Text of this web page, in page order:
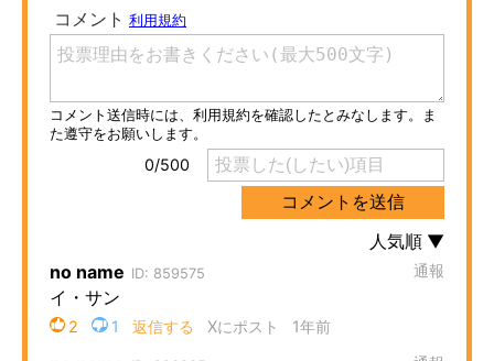
ITの今と未来を見通す
スマホと通信の最新トレンド
進化するPCとデバイスの未来
AI活用のいまが分かる
企業ITのトレンドを詳説